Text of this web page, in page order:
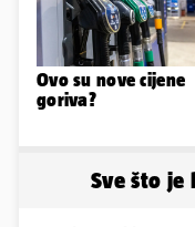
Ovo su nove cijene
goriva?
Sve što